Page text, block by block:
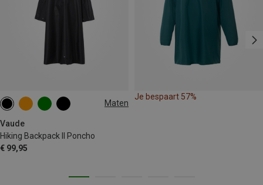
Maten
Vaude
Hiking Backpack II Poncho
€ 99,95
L|XL M|S
Je bespaart 57%